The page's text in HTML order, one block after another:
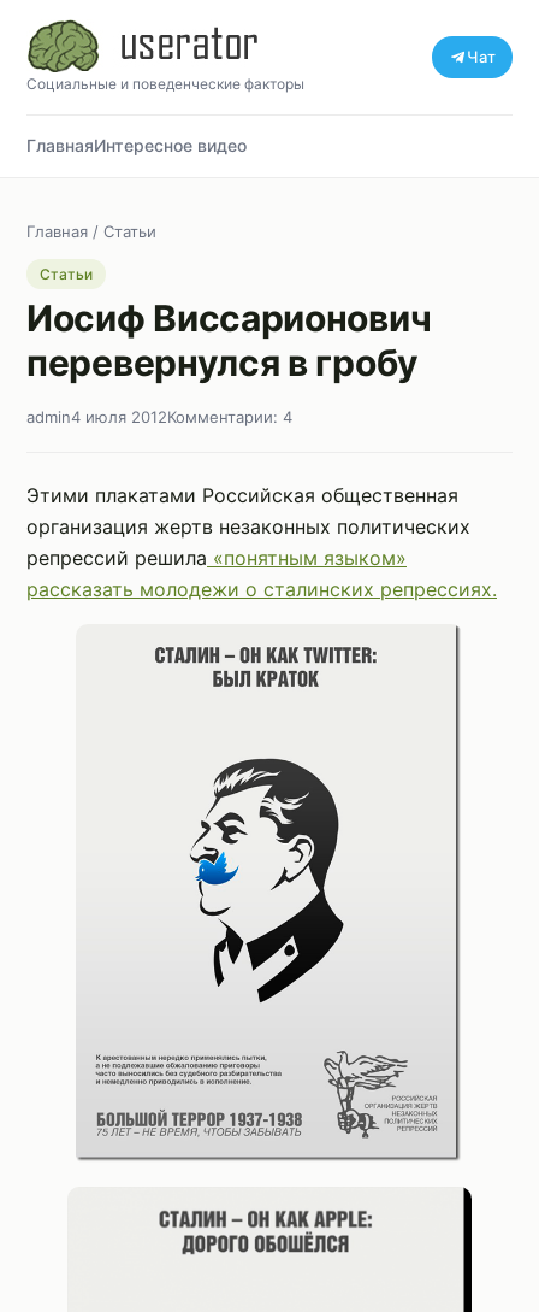
Социальные и поведенческие факторы
Чат
ГлавнаяИнтересное видео
Главная / Статьи
Статьи
Иосиф Виссарионович
перевернулся в гробу
admin4 июля 2012Комментарии: 4
Этими плакатами Российская общественная
организация жертв незаконных политических
репрессий решила «понятным языком»
рассказать молодежи о сталинских репрессиях.